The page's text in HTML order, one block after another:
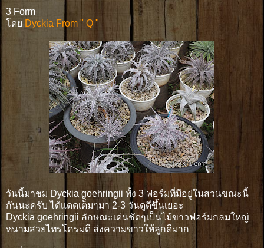
3 Form
โดย Dyckia From " Q "
วันนี้มาชม Dyckia goehringii ทั้ง 3 ฟอร์มที่มีอยู่ในสวนขณะนี้
กันนะครับ ได้เเดดเต็มๆมา 2-3 วันดูดีขึ้นเยอะ
Dyckia goehringii ลักษณะเด่นชัดๆเป็นไม้ขาวฟอร์มกลมใหญ่
หนามสวยไทรโครมดี ส่งความขาวให้ลูกดีมาก